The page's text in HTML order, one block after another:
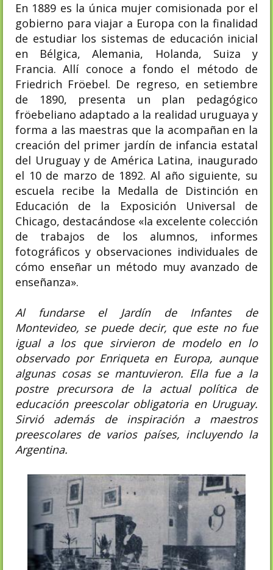
En 1889 es la única mujer comisionada por el
gobierno para viajar a Europa con la finalidad
de estudiar los sistemas de educación inicial
en Bélgica, Alemania, Holanda, Suiza y
Francia. Allí conoce a fondo el método de
Friedrich Fröebel. De regreso, en setiembre
de 1890, presenta un plan pedagógico
fröebeliano adaptado a la realidad uruguaya y
forma a las maestras que la acompañan en la
creación del primer jardín de infancia estatal
del Uruguay y de América Latina, inaugurado
el 10 de marzo de 1892. Al año siguiente, su
escuela recibe la Medalla de Distinción en
Educación de la Exposición Universal de
Chicago, destacándose «la excelente colección
de trabajos de los alumnos, informes
fotográficos y observaciones individuales de
cómo enseñar un método muy avanzado de
enseñanza».
Al fundarse el Jardín de Infantes de
Montevideo, se puede decir, que este no fue
igual a los que sirvieron de modelo en lo
observado por Enriqueta en Europa, aunque
algunas cosas se mantuvieron.​ Ella fue a la
postre precursora de la actual política de
educación preescolar obligatoria en Uruguay.​
Sirvió además de inspiración a maestros
preescolares de varios países, incluyendo la
Argentina.